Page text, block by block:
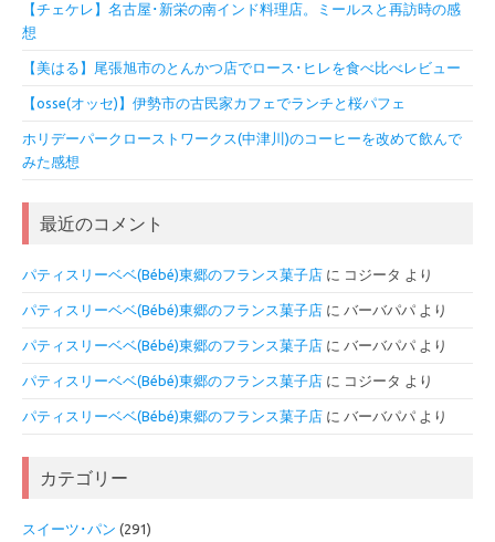
【チェケレ】名古屋･新栄の南インド料理店。ミールスと再訪時の感
想
【美はる】尾張旭市のとんかつ店でロース･ヒレを食べ比べレビュー
【osse(オッセ)】伊勢市の古民家カフェでランチと桜パフェ
ホリデーパークローストワークス(中津川)のコーヒーを改めて飲んで
みた感想
最近のコメント
パティスリーベベ(Bébé)東郷のフランス菓子店 に コジータ より
パティスリーベベ(Bébé)東郷のフランス菓子店 に バーバパパ より
パティスリーベベ(Bébé)東郷のフランス菓子店 に バーバパパ より
パティスリーベベ(Bébé)東郷のフランス菓子店 に コジータ より
パティスリーベベ(Bébé)東郷のフランス菓子店 に バーバパパ より
カテゴリー
スイーツ･パン (291)